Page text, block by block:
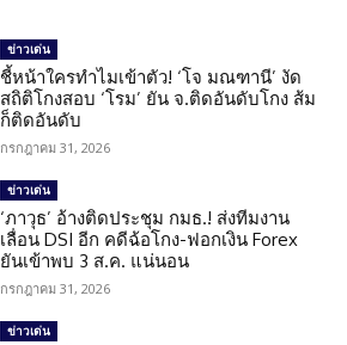
ข่าวเด่น
ชี้หน้าใครทำไมเข้าตัว! ‘โจ มณฑานี’ งัด
สถิติโกงสอบ ‘โรม’ ยัน จ.ติดอันดับโกง ส้ม
ก็ติดอันดับ
กรกฎาคม 31, 2026
ข่าวเด่น
‘ภาวุธ’ อ้างติดประชุม กมธ.! ส่งทีมงาน
เลื่อน DSI อีก คดีฉ้อโกง-ฟอกเงิน Forex
ยันเข้าพบ 3 ส.ค. แน่นอน
กรกฎาคม 31, 2026
ข่าวเด่น